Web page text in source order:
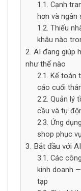
Cạnh
hơn và ngân
Thiếu
khâu nào
AI đang giúp
như thế nào
Kế toán
cáo cuối
Quản lý
cầu và tự
Ứng
shop phục
Bắt đầu với
Các
kinh doanh
tạp